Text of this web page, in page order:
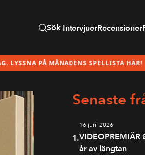
Sök IntervjuerRecensioner
MÅNADENS SPELLISTA HÄR!
Senaste
1.
16 juni 2026
VIDEOPREMIÄR
år av längtan